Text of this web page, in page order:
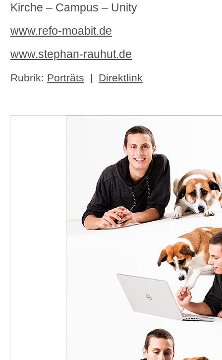
Kirche – Campus – Unity
www.refo-moabit.de
www.stephan-rauhut.de
Rubrik: Porträts | Direktlink